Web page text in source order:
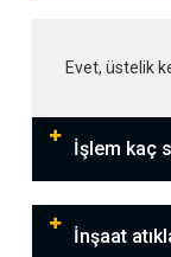
Evet, üstelik
İşlem kaç
İnşaat